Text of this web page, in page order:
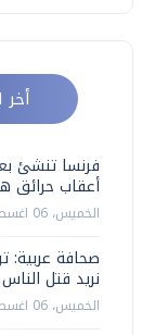
أخر
فرنسا تنشئ
أعقاب حرائق
الخميس، 06 اغسطس 2026 06:27 ص
صحافة عربية:
نريد قتل الناس
الخميس، 06 اغسطس 2026 06:22 ص